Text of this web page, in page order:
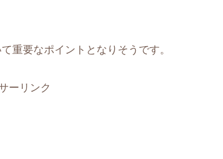
重要なポイントとなりそうです。
ーリンク